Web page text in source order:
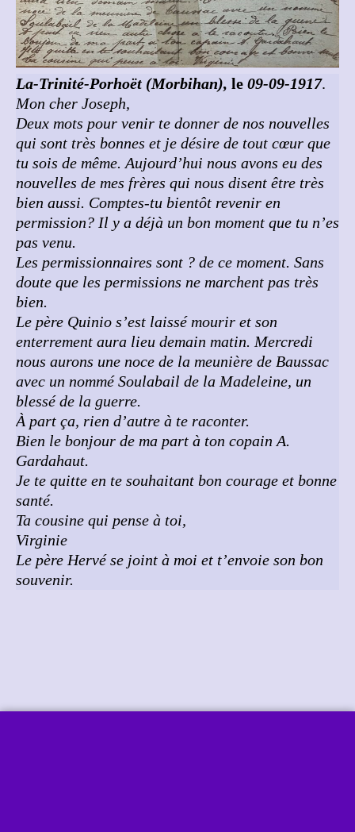
La-Trinité-Porhoët (Morbihan), le 09-09-1917.
Mon cher Joseph,
Deux mots pour venir te donner de nos nouvelles
qui sont très bonnes et je désire de tout cœur que
tu sois de même. Aujourd’hui nous avons eu des
nouvelles de mes frères qui nous disent être très
bien aussi. Comptes-tu bientôt revenir en
permission? Il y a déjà un bon moment que tu n’es
pas venu.
Les permissionnaires sont ? de ce moment. Sans
doute que les permissions ne marchent pas très
bien.
Le père Quinio s’est laissé mourir et son
enterrement aura lieu demain matin. Mercredi
nous aurons une noce de la meunière de Baussac
avec un nommé Soulabail de la Madeleine, un
blessé de la guerre.
À part ça, rien d’autre à te raconter.
Bien le bonjour de ma part à ton copain A.
Gardahaut.
Je te quitte en te souhaitant bon courage et bonne
santé.
Ta cousine qui pense à toi,
Virginie
Le père Hervé se joint à moi et t’envoie son bon
souvenir.